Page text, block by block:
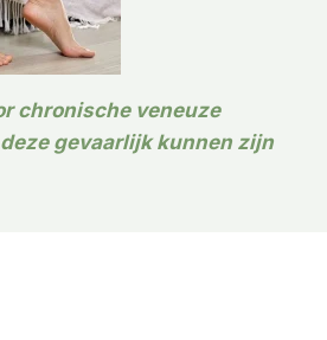
chronische veneuze
gevaarlijk kunnen zijn